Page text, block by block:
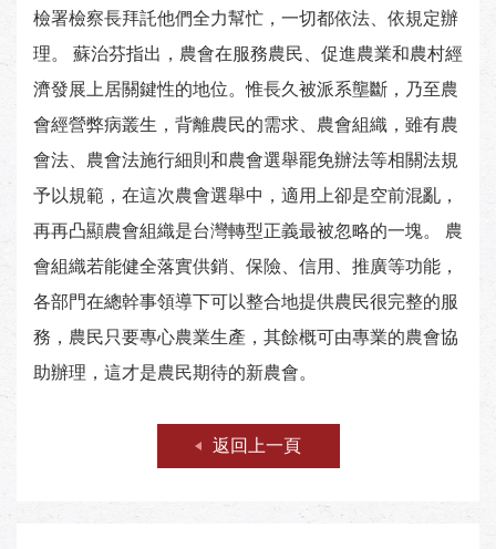
檢署檢察長拜託他們全力幫忙，一切都依法、依規定辦
理。 蘇治芬指出，農會在服務農民、促進農業和農村經
濟發展上居關鍵性的地位。惟長久被派系壟斷，乃至農
會經營弊病叢生，背離農民的需求、農會組織，雖有農
會法、農會法施行細則和農會選舉罷免辦法等相關法規
予以規範，在這次農會選舉中，適用上卻是空前混亂，
再再凸顯農會組織是台灣轉型正義最被忽略的一塊。 農
會組織若能健全落實供銷、保險、信用、推廣等功能，
各部門在總幹事領導下可以整合地提供農民很完整的服
務，農民只要專心農業生產，其餘概可由專業的農會協
助辦理，這才是農民期待的新農會。
返回上一頁